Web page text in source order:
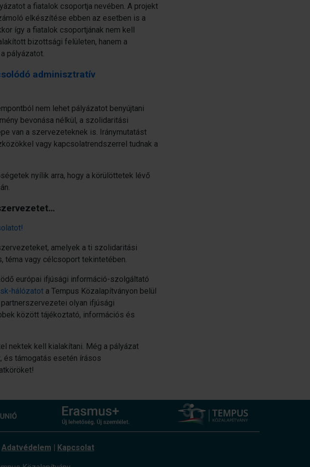
a fiatalok csoportja nevében. A projekt
elkészítése ebben az esetben is a
így a fiatalok csoportjának nem kell
bizottsági felületen, hanem a
pályázatot.
adminisztratív
nem lehet pályázatot benyújtani
bevonása nélkül, a szolidaritási
van a szervezeteknek is. Iránymutatást
vagy kapcsolatrendszerrel tudnak a
nyílik arra, hogy a körülöttetek lévő
amelyek a ti szolidaritási
téma vagy célcsoport tekintetében.
európai ifjúsági információ-szolgáltató
hálózatot a Tempus Közalapítványon belül
partnerszervezetei olyan ifjúsági
között tájékoztató, információs és
nektek kell kialakítani. Még a pályázat
és támogatás esetén írásos
Adatvédelem | Kapcsolat